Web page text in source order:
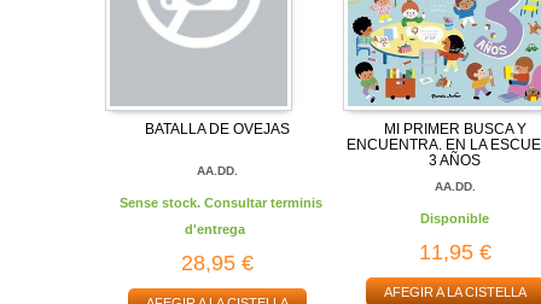
BATALLA DE OVEJAS
AA.DD.
Sense stock. Consultar terminis
d'entrega
28,95 €
MI PRIMER BUSCA Y
ENCUENTRA. EN LA
3 AÑOS
AA.DD.
Disponible
11,95 €
AFEGIR A LA CISTELLA